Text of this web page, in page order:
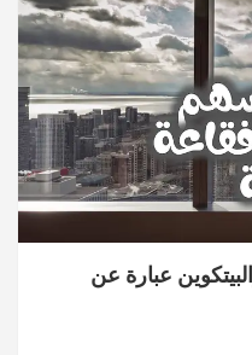
عبارة عن